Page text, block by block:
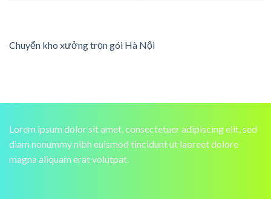
Chuyển kho xưởng trọn gói Hà Nội
Lorem ipsum dolor sit amet, consectetuer adipiscing elit, sed
diam nonummy nibh euismod tincidunt ut laoreet dolore
magna aliquam erat volutpat.